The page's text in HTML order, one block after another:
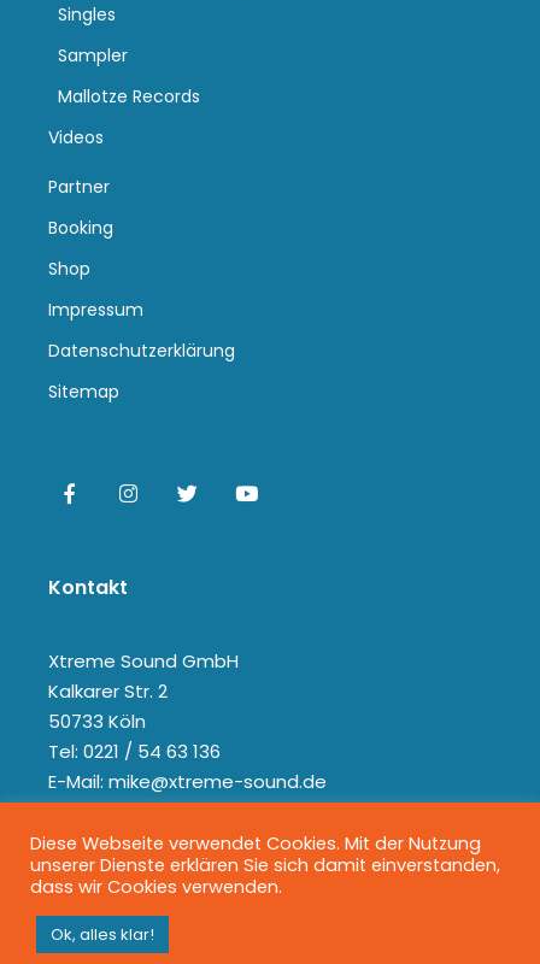
Singles
Sampler
Mallotze Records
Videos
Partner
Booking
Shop
Impressum
Datenschutzerklärung
Sitemap
Kontakt
Xtreme Sound GmbH
Kalkarer Str. 2
50733 Köln
Tel: 0221 / 54 63 136
E-Mail: mike@xtreme-sound.de
Diese Webseite verwendet Cookies. Mit der Nutzung
unserer Dienste erklären Sie sich damit einverstanden,
dass wir Cookies verwenden.
Ok, alles klar!